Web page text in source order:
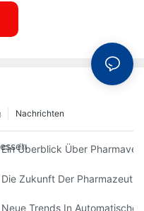
Nachrichten
Der
Ein Überblick Über
Mit Effektiver
Die Zukunft Der
Im
Neue Trends In